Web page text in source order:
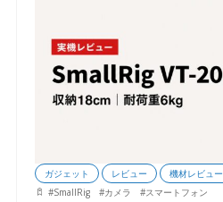
ガジェット レビュー 機材レビュー
#SmallRig #カメラ #スマートフォン